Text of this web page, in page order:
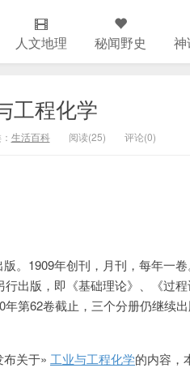
人文地理 秘闻野史 神
工程化学
生活百科 阅读(25) 评论(0)
。1909年创刊，月刊，每年一
出版，即《基础理论》、《过
第62卷截止，三个分册仍继续
关于» 工业与工程化学的内容，